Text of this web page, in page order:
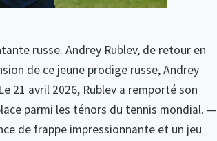
russe. Andrey Rublev, de retour en
de ce jeune prodige russe, Andrey
21 avril 2026, Rublev a remporté son
parmi les ténors du tennis mondial. —
de frappe impressionnante et un jeu